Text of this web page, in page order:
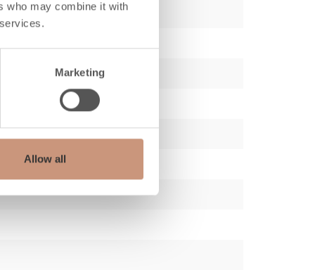
who may combine it with
Marketing
Allow all